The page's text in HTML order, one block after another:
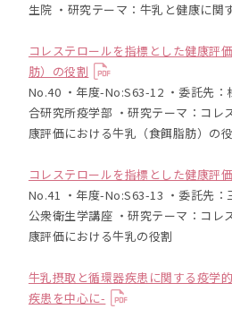
生院 ・研究テーマ：牛乳と健康に関
コレステロールを指標とした健康評
肪）の役割
No.40 ・年度-No:S63-12 ・委託先
合研究所疫学部 ・研究テーマ：コレ
康評価における牛乳（食餌脂肪）の
コレステロールを指標とした健康評
No.41 ・年度-No:S63-13 ・委託先
公衆衛生学講座 ・研究テーマ：コレ
康評価における牛乳の役割
牛乳摂取と循環器疾患に関する疫学
疾患を中心に-